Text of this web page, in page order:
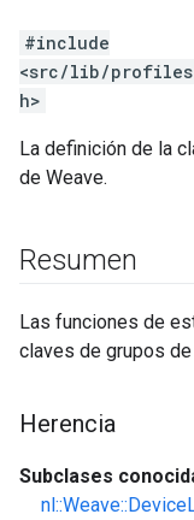
#include
<src/lib/profiles/
h>
La definición de la
de Weave.
Resumen
Las funciones de
claves de grupos
Herencia
Subclases